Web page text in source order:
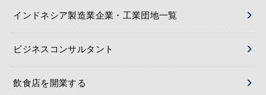
インドネシア製造業企業・工業団地一覧
ビジネスコンサルタント
飲食店を開業する